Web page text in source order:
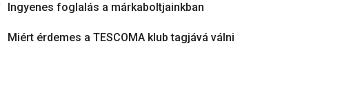
Ingyenes foglalás a márkaboltjainkban
Miért érdemes a TESCOMA klub tagjává válni